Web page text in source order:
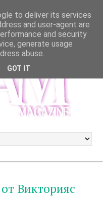
Викторияс
to deliver its services
and user-agent are
and security
generate usage
abuse.
GOT IT